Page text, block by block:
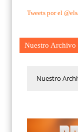
Tweets por el
Nuestro Archivo